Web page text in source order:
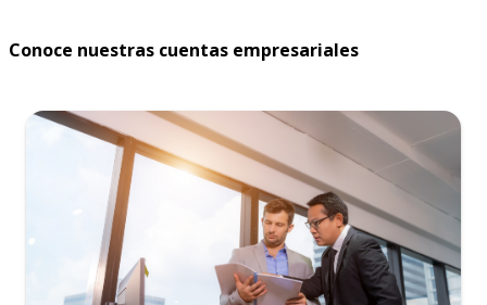
Conoce nuestras cuentas empresariales